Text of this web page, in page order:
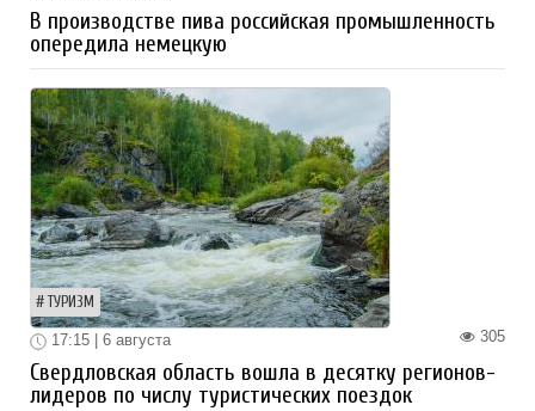
В производстве пива российская промышленность
опередила немецкую
ТУРИЗМ
305
17:15 | 6 августа
Свердловская область вошла в десятку регионов-
лидеров по числу туристических поездок